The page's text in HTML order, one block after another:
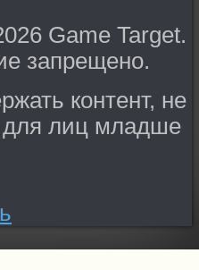
Game Target.
запрещено.